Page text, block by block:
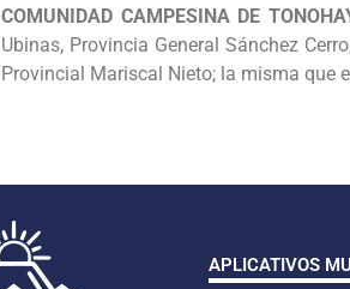
COMUNIDAD CAMPESINA DE
Ubinas, Provincia General Sánchez
Provincial Mariscal Nieto; la misma que
APLICATIVOS